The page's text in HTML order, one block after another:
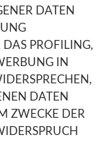
DATEN
DAS PROFILING,
IN
DATEN
ZWECKE DER